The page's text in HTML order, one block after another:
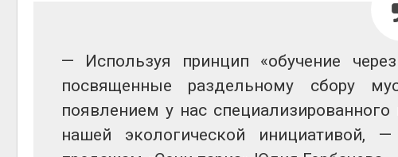
— Используя принцип «обучение
посвященные раздельному сбору
появлением у нас
нашей экологической инициативой,